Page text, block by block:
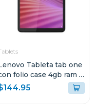
Tableta tab one
folio case 4gb ram y
de
almacenamiento lte gris